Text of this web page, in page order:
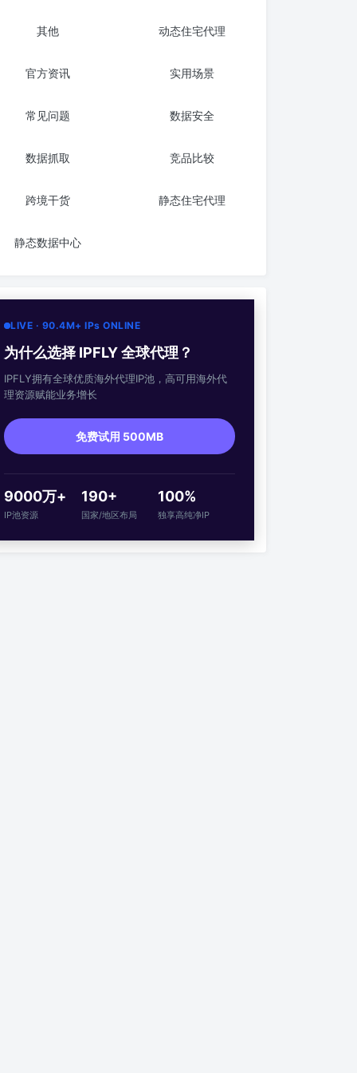
其他 动态住宅代理
官方资讯 实用场景
常见问题 数据安全
数据抓取 竞品比较
跨境干货 静态住宅代理
静态数据中心
LIVE · 90.4M+ IPs ONLINE
为什么选择 IPFLY 全球代理？
IPFLY拥有全球优质海外代理IP池，高可用海外代
理资源赋能业务增长
免费试用 500MB
9000万+
IP池资源
190+
国家/地区布局
100%
独享高纯净IP